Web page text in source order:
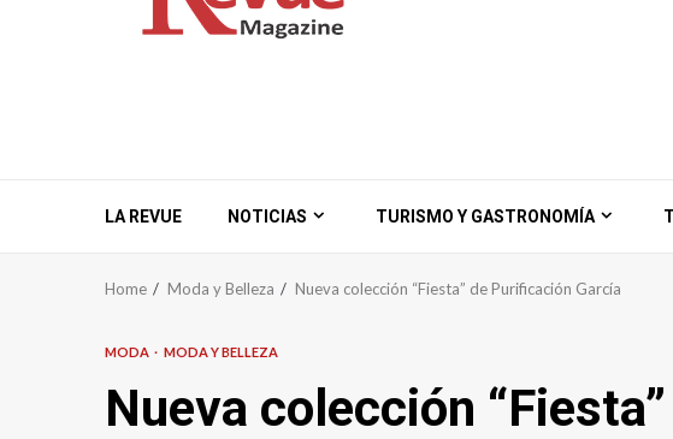
LA REVUE NOTICIAS TURISMO Y GASTRONOMÍA
Home Moda y Belleza Nueva colección “Fiesta” de Purificación García
MODA MODA Y BELLEZA
Nueva colección